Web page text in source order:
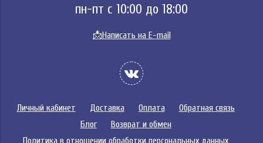
пн-пт с 10:00 до 18:00
📩Написать на E-mail
Личный кабинет Доставка Оплата
Обратная связь
Блог
Возврат и обмен
Политика в отношении обработки персональных данных